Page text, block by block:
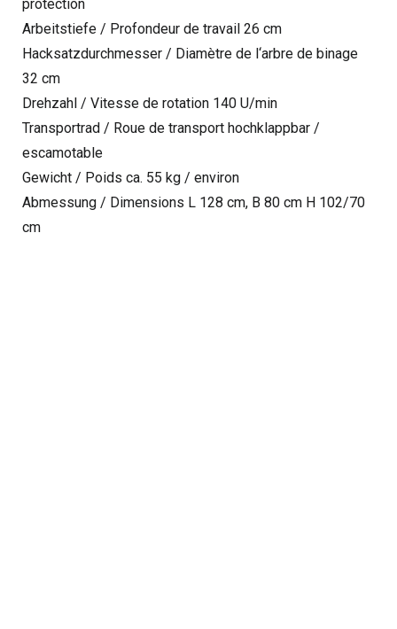
protection
Arbeitstiefe / Profondeur de travail 26 cm
Hacksatzdurchmesser / Diamètre de l‘arbre de binage
32 cm
Drehzahl / Vitesse de rotation 140 U/min
Transportrad / Roue de transport hochklappbar /
escamotable
Gewicht / Poids ca. 55 kg / environ
Abmessung / Dimensions L 128 cm, B 80 cm H 102/70
cm